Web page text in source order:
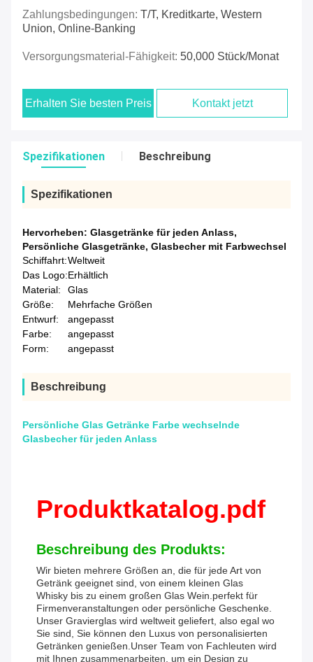
Zahlungsbedingungen: T/T, Kreditkarte, Western
Union, Online-Banking
Versorgungsmaterial-Fähigkeit: 50,000 Stück/Monat
Erhalten Sie besten Preis Kontakt jetzt
Spezifikationen Beschreibung
Spezifikationen
Hervorheben: Glasgetränke für jeden Anlass,
Persönliche Glasgetränke, Glasbecher mit Farbwechsel
Schiffahrt:Weltweit
Das Logo:Erhältlich
Material:
Glas
Größe:
Mehrfache Größen
Entwurf:
angepasst
Farbe:
angepasst
Form:
angepasst
Beschreibung
Persönliche Glas Getränke Farbe wechselnde
Glasbecher für jeden Anlass
Produktkatalog.pdf
Beschreibung des Produkts:
Wir bieten mehrere Größen an, die für jede Art von
Getränk geeignet sind, von einem kleinen Glas
Whisky bis zu einem großen Glas Wein.perfekt für
Firmenveranstaltungen oder persönliche Geschenke.
Unser Gravierglas wird weltweit geliefert, also egal wo
Sie sind, Sie können den Luxus von personalisierten
Getränken genießen.Unser Team von Fachleuten wird
mit Ihnen zusammenarbeiten, um ein Design zu